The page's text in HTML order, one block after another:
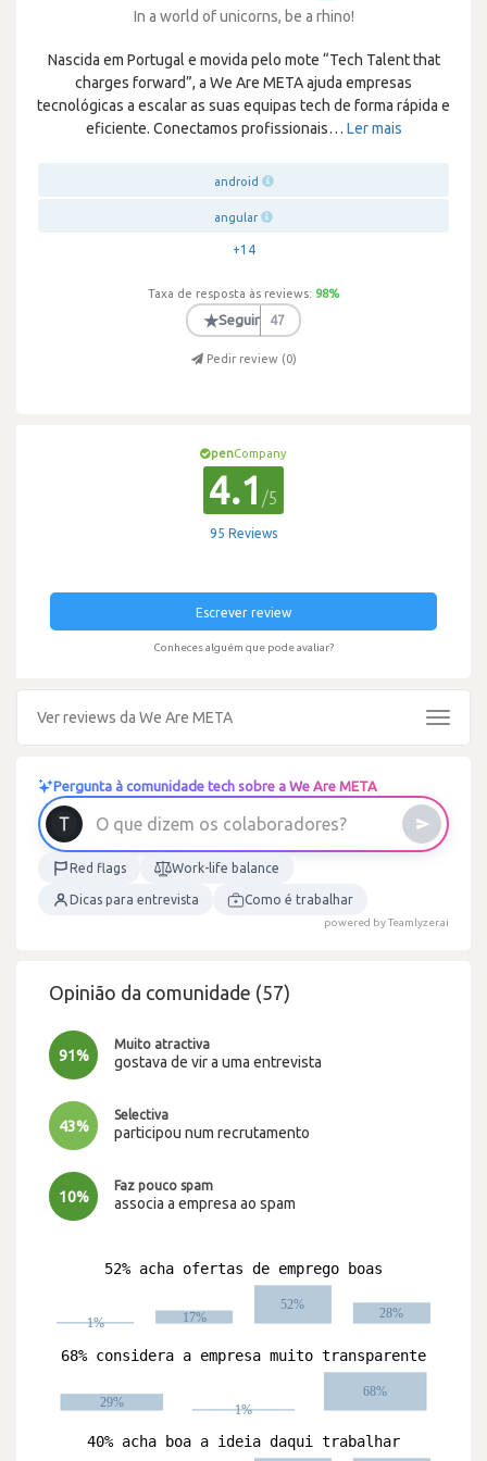
In a world of unicorns, be a rhino!
Nascida em Portugal e movida pelo mote “Tech Talent that
charges forward”, a We Are META ajuda empresas
tecnológicas a escalar as suas equipas tech de forma rápida e
eficiente. Conectamos profissionais… Ler mais
android
angular
+14
Taxa de resposta às reviews: 98%
★Seguir 47
Pedir review (0)
penCompany
4.1 /5
95 Reviews
Escrever review
Conheces alguém que pode avaliar?
Ver reviews da We Are META
Toggle
Pergunta à comunidade tech sobre a We Are META
O que d izem os colaboradores?
Red flags Work-life balance
Dicas para entrevista Como é trabalhar
powered by Teamlyzer.ai
Opinião da comunidade (57)
91%
Muito atractiva
gostava de vir a uma entrevista
43%
Selectiva
participou num recrutamento
10%
Faz pouco spam
associa a empresa ao spam